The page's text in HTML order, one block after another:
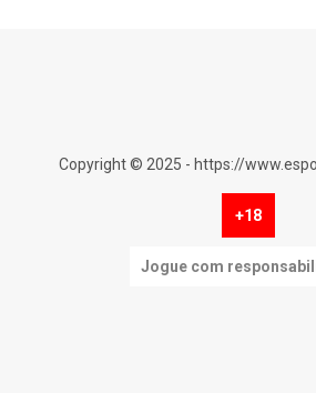
Copyright © 2025 - https://
+18
Jogue com